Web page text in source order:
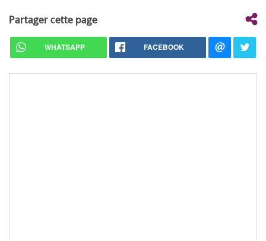
Partager cette page
WHATSAPP FACEBOOK